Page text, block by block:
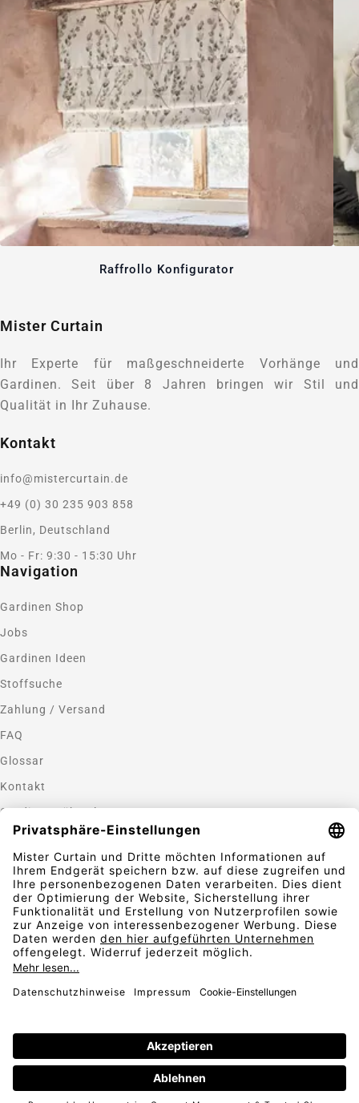
Raffrollo Konfigurator
Mister Curtain
Ihr Experte für maßgeschneiderte Vorhänge und
Gardinen. Seit über 8 Jahren bringen wir Stil und
Qualität in Ihr Zuhause.
Kontakt
info@mistercurtain.de
+49 (0) 30 235 903 858
Berlin, Deutschland
Mo - Fr: 9:30 - 15:30 Uhr
Navigation
Gardinen Shop
Jobs
Gardinen Ideen
Stoffsuche
Zahlung / Versand
FAQ
Glossar
Kontakt
Gardinen nähen lassen
Zahlungsmethoden
Sicherheit
AGBWiderrufsbelehrung
Impressum
© 2026